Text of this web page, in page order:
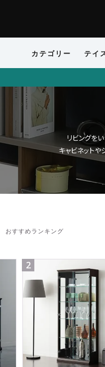
カテゴリー テイ
リビングを
キャビネット
おすすめランキング
2